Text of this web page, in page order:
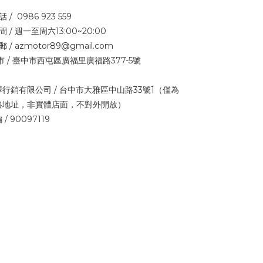
/ 0986 923 559
/ 週一至周六13:00~20:00
/ azmotor89@gmail.com
/ 臺中市西屯區廣福里廣福路377-5號
行銷有限公司 / 台中市大雅區中山路33號1（僅為
址，非實體店面，不對外開放）
/ 90097119